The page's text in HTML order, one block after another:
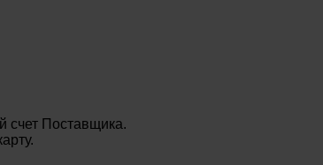
счет Поставщика.